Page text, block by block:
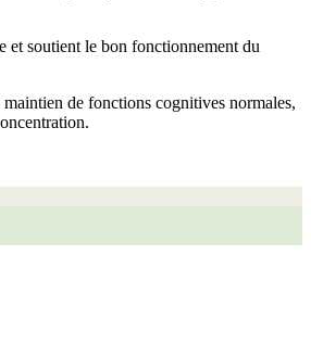
et soutient le bon fonctionnement du
de fonctions cognitives normales,